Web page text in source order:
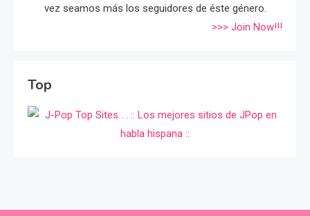
vez seamos más los seguidores de éste género.
>>> Join Now!!!
Top